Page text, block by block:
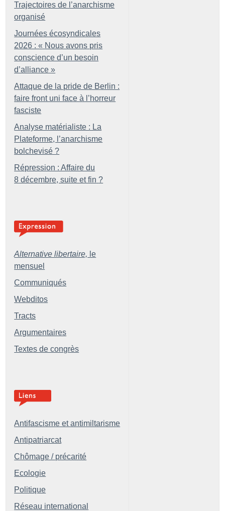
Trajectoires de l’anarchisme
organisé
Journées écosyndicales
2026 : « Nous avons pris
conscience d’un besoin
d’alliance »
Attaque de la pride de Berlin :
faire front uni face à l’horreur
fasciste
Analyse matérialiste : La
Plateforme, l’anarchisme
bolchevisé ?
Répression : Affaire du
8 décembre, suite et fin ?
Alternative libertaire, le
mensuel
Communiqués
Webditos
Tracts
Argumentaires
Textes de congrès
Antifascisme et antimiltarisme
Antipatriarcat
Chômage / précarité
Ecologie
Politique
Réseau international